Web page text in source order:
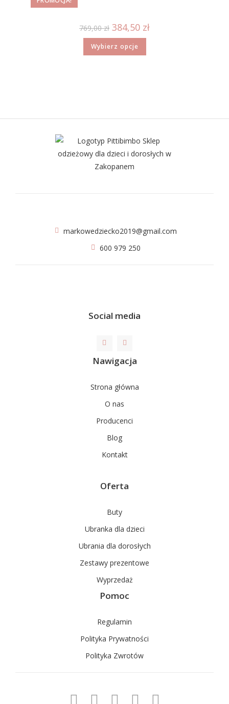
769,00zł 384,50 zł
Wybierz opcje
markowedziecko2019@gmail.com
600 979 250
Social media
Nawigacja
Strona główna
O nas
Producenci
Blog
Kontakt
Oferta
Buty
Ubranka dla dzieci
Ubrania dla dorosłych
Zestawy prezentowe
Wyprzedaż
Pomoc
Regulamin
Polityka Prywatności
Polityka Zwrotów